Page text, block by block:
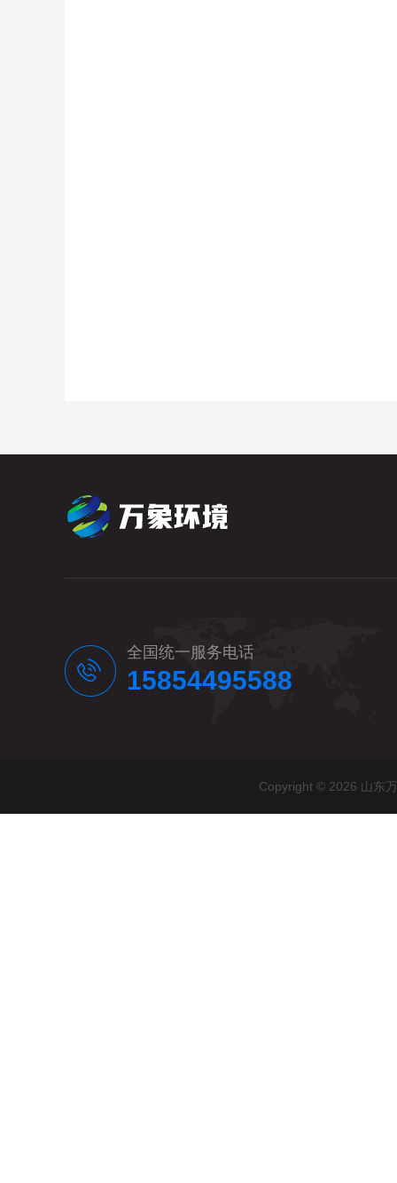
全国统一服务电话
15854495588
Copyright © 2026 山东